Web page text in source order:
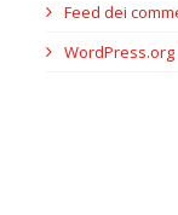
Feed dei
WordPress.org